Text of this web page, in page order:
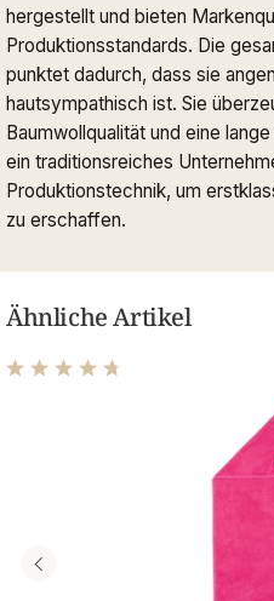
hergestellt und bieten
Produktionsstandards. Die
punktet dadurch, dass sie
hautsympathisch ist. Sie
Baumwollqualität und eine
ein traditionsreiches
Produktionstechnik, um
zu erschaffen.
Ähnliche Artikel
Durchschnittliche